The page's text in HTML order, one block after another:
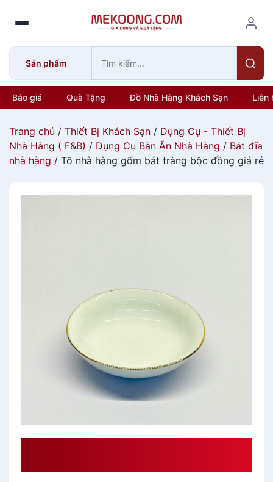
o
Sản phẩm
Báo giá Quà Tặng Đồ Nhà Hàng Khách Sạn Liên
Trang chủ / Thiết Bị Khách Sạn / Dụng Cụ - Thiết Bị
Nhà Hàng ( F&B) / Dụng Cụ Bàn Ăn Nhà Hàng / Bát đĩa
nhà hàng / Tô nhà hàng gốm bát tràng bộc đồng giá rẻ